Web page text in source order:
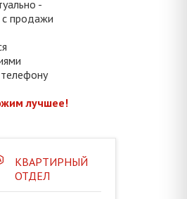
-
с продажи
лучшее!
КВАРТИРНЫЙ
ОТДЕЛ